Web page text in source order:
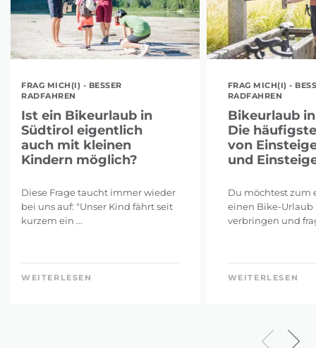
FRAG MICH(I) - BESSER
RADFAHREN
Ist ein Bikeurlaub in
Südtirol eigentlich
auch mit kleinen
Kindern möglich?
Diese Frage taucht immer wieder
bei uns auf: "Unser Kind fährt seit
kurzem ein ...
WEITERLESEN
FRAG MICH(I) -
RADFAHREN
Bikeurlaub
Die
von
und
Du möchtest zum
einen Bike-Urlaub
verbringen und
WEITERLESEN